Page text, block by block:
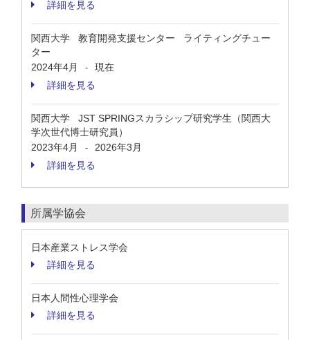
詳細を見る
関西大学 教育開発支援センター ライティングチュー
ター
2024年4月
-
現在
詳細を見る
関西大学 JST SPRINGスカラシップ研究学生（関西大
学次世代博士研究員）
2023年4月
-
2026年3月
詳細を見る
所属学協会
日本産業ストレス学会
詳細を見る
日本人間性心理学会
詳細を見る